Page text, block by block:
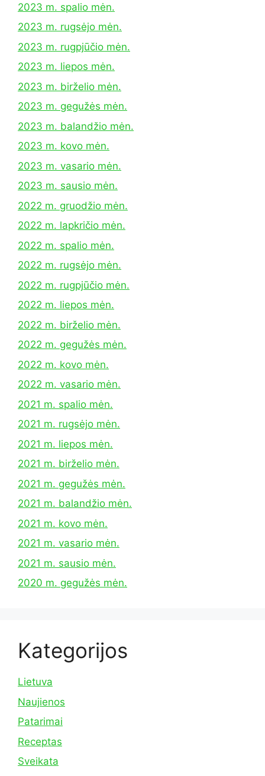
2023 m. spalio mėn.
2023 m. rugsėjo mėn.
2023 m. rugpjūčio mėn.
2023 m. liepos mėn.
2023 m. birželio mėn.
2023 m. gegužės mėn.
2023 m. balandžio mėn.
2023 m. kovo mėn.
2023 m. vasario mėn.
2023 m. sausio mėn.
2022 m. gruodžio mėn.
2022 m. lapkričio mėn.
2022 m. spalio mėn.
2022 m. rugsėjo mėn.
2022 m. rugpjūčio mėn.
2022 m. liepos mėn.
2022 m. birželio mėn.
2022 m. gegužės mėn.
2022 m. kovo mėn.
2022 m. vasario mėn.
2021 m. spalio mėn.
2021 m. rugsėjo mėn.
2021 m. liepos mėn.
2021 m. birželio mėn.
2021 m. gegužės mėn.
2021 m. balandžio mėn.
2021 m. kovo mėn.
2021 m. vasario mėn.
2021 m. sausio mėn.
2020 m. gegužės mėn.
Kategorijos
Lietuva
Naujienos
Patarimai
Receptas
Sveikata